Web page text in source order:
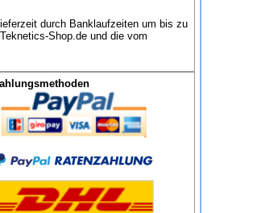
durch Banklaufzeiten um bis zu
Shop.de und die vom